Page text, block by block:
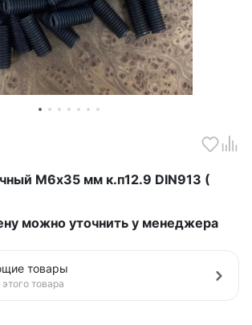
М6х35 мм к.п12.9 DIN913 (
можно уточнить у менеджера
товары
товара